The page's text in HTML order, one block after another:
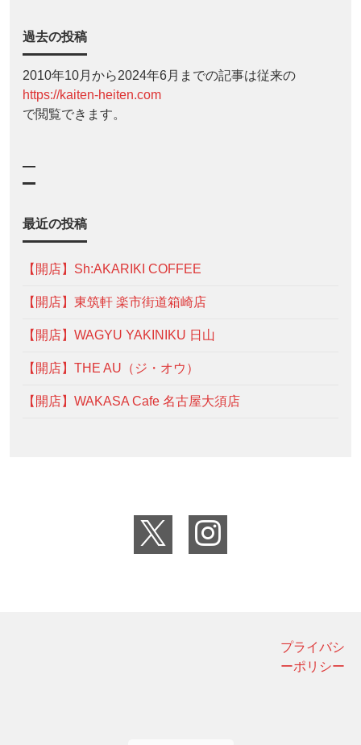
過去の投稿
2010年10月から2024年6月までの記事は従来の
https://kaiten-heiten.com
で閲覧できます。
—
最近の投稿
【開店】Sh:AKARIKI COFFEE
【開店】東筑軒 楽市街道箱崎店
【開店】WAGYU YAKINIKU 日山
【開店】THE AU（ジ・オウ）
【開店】WAKASA Cafe 名古屋大須店
プライバシ
ーポリシー